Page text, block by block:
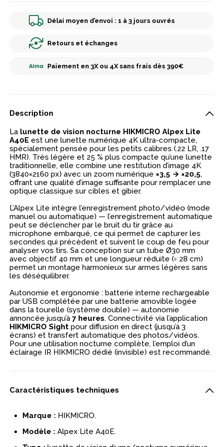
Délai moyen d’envoi : 1 à 3 jours ouvrés
Retours et échanges
Paiement en 3X ou 4X sans frais dès 390€
Description
La lunette de vision nocturne HIKMICRO Alpex Lite
A40E est une lunette numérique 4K ultra-compacte,
spécialement pensée pour les petits calibres (.22 LR, .17
HMR). Très légère et 25 % plus compacte qu’une lunette
traditionnelle, elle combine une restitution d’image 4K
(3840×2160 px) avec un zoom numérique ×3,5 → ×20,5,
offrant une qualité d’image suffisante pour remplacer une
optique classique sur cibles et gibier.
L’Alpex Lite intègre l’enregistrement photo/vidéo (mode
manuel ou automatique) — l’enregistrement automatique
peut se déclencher par le bruit du tir grâce au
microphone embarqué, ce qui permet de capturer les
secondes qui précèdent et suivent le coup de feu pour
analyser vos tirs. Sa conception sur un tube Ø30 mm
avec objectif 40 mm et une longueur réduite (≈ 28 cm)
permet un montage harmonieux sur armes légères sans
les déséquilibrer.
Autonomie et ergonomie : batterie interne rechargeable
par USB complétée par une batterie amovible logée
dans la tourelle (système double) — autonomie
annoncée jusqu’à7 heures. Connectivité via l’application
HIKMICRO Sight pour diffusion en direct (jusqu’à 3
écrans) et transfert automatique des photos/vidéos.
Pour une utilisation nocturne complète, l’emploi d’un
éclairage IR HIKMICRO dédié (invisible) est recommandé.
Caractéristiques techniques
Marque : HIKMICRO.
Modèle : Alpex Lite A40E.